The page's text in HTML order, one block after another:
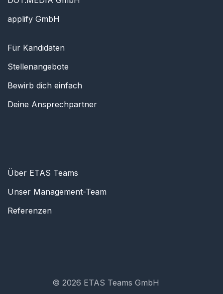
applify GmbH
Für Kandidaten
Stellenangebote
Bewirb dich einfach
Deine Ansprechpartner
Über ETAS Teams
Unser Management-Team
Referenzen
© 2026 ETAS Teams GmbH